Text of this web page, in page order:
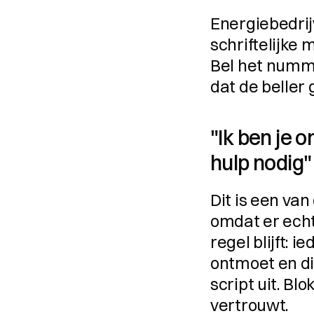
schriftelijke
Bel het
dat de beller
"Ik ben je
hulp nodig"
Dit is een
omdat er
regel blijft:
ontmoet en
script uit.
vertrouwt.